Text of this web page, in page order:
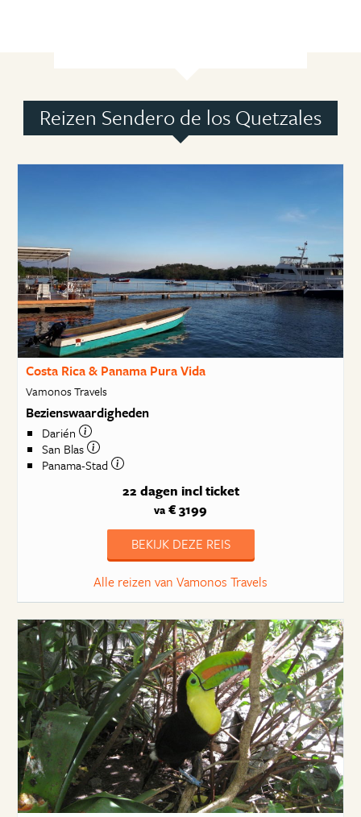
Reizen Sendero de los Quetzales
Costa Rica & Panama Pura Vida
Vamonos Travels
Bezienswaardigheden
Darién
San Blas
Panama-Stad
22 dagen incl ticket
va € 3199
BEKIJK DEZE REIS
Alle reizen van Vamonos Travels